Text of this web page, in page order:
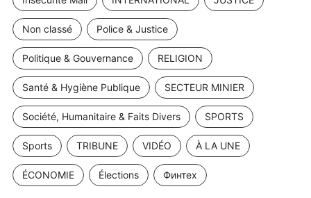
Non classé Police & Justice
Politique & Gouvernance RELIGION
Santé & Hygiène Publique SECTEUR MINIER
Société, Humanitaire & Faits Divers SPORTS
Sports TRIBUNE VIDÉO À LA UNE
ÉCONOMIE Élections Финтех